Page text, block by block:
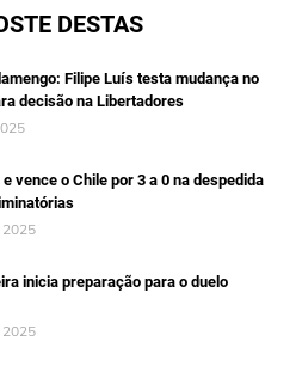
DESTAS
Filipe Luís testa mudança no
decisão na Libertadores
vence o Chile por 3 a 0 na despedida
2025
inicia preparação para o duelo
2025